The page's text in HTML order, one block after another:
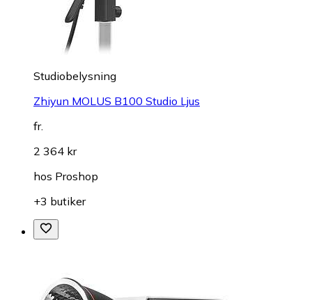
Studiobelysning
Zhiyun MOLUS B100 Studio Ljus
fr.
2 364 kr
hos Proshop
+3 butiker